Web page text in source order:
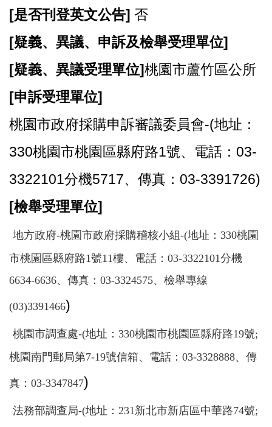
[是否刊登英文公告] 否
[疑義、異議、申訴及檢舉受理單位]
[疑義、異議受理單位]桃園市蘆竹區公所
[申訴受理單位]
桃園市政府採購申訴審議委員會-(地址：
330桃園市桃園區縣府路1號、電話：03-
3322101分機5717、傳真：03-3391726)
[檢舉受理單位]
地方政府-桃園市政府採購稽核小組-(地址：330桃園
市桃園區縣府路1號11樓、電話：03-3322101分機
6634-6636、傳真：03-3324575、檢舉專線
(03)3391466)
桃園市調查處-(地址：330桃園市桃園區縣府路19號;
桃園南門郵局第7-19號信箱、電話：03-3328888、傳
真：03-3347847)
法務部調查局-(地址：231新北市新店區中華路74號;